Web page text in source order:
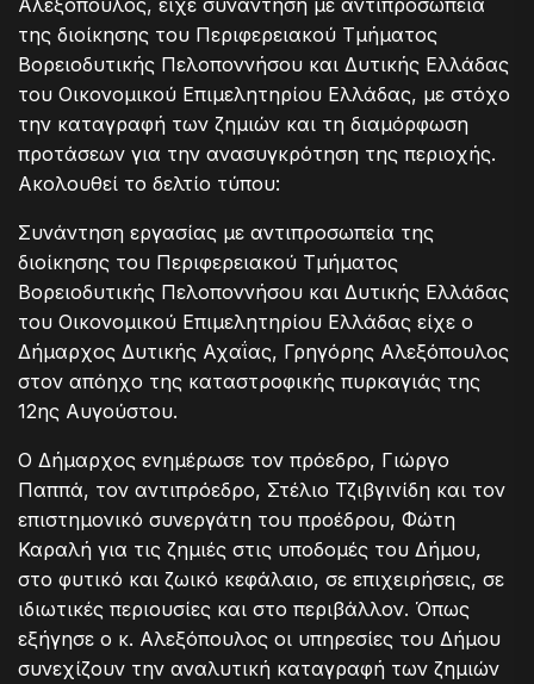
της διοίκησης του Περιφερειακού Τμήματος
Βορειοδυτικής Πελοποννήσου και Δυτικής Ελλάδας
του Οικονομικού Επιμελητηρίου Ελλάδας, με στόχο
την καταγραφή των ζημιών και τη διαμόρφωση
προτάσεων για την ανασυγκρότηση της περιοχής.
Ακολουθεί το δελτίο τύπου:
Συνάντηση εργασίας με αντιπροσωπεία της
διοίκησης του Περιφερειακού Τμήματος
Βορειοδυτικής Πελοποννήσου και Δυτικής Ελλάδας
του Οικονομικού Επιμελητηρίου Ελλάδας είχε ο
Δήμαρχος Δυτικής Αχαΐας, Γρηγόρης Αλεξόπουλος
στον απόηχο της καταστροφικής πυρκαγιάς της
12ης Αυγούστου.
Ο Δήμαρχος ενημέρωσε τον πρόεδρο, Γιώργο
Παππά, τον αντιπρόεδρο, Στέλιο Τζιβγινίδη και τον
επιστημονικό συνεργάτη του προέδρου, Φώτη
Καραλή για τις ζημιές στις υποδομές του Δήμου,
στο φυτικό και ζωικό κεφάλαιο, σε επιχειρήσεις, σε
ιδιωτικές περιουσίες και στο περιβάλλον. Όπως
εξήγησε ο κ. Αλεξόπουλος οι υπηρεσίες του Δήμου
συνεχίζουν την αναλυτική καταγραφή των ζημιών